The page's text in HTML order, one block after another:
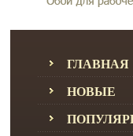
ГЛАВНАЯ
НОВЫЕ